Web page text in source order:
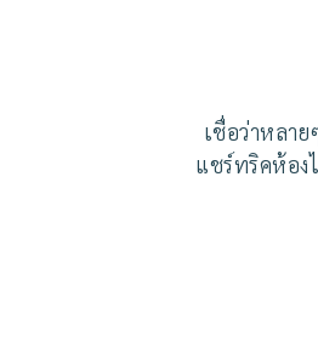
เชื่อว่าหลา
แชร์ทริคห้อง